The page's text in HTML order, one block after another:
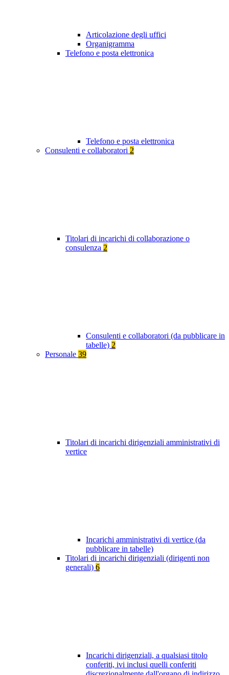
Articolazione degli uffici
Organigramma
Telefono e posta elettronica
Telefono e posta elettronica
Consulenti e collaboratori 2
Titolari di incarichi di collaborazione o
consulenza 2
Consulenti e collaboratori (da pubblicare in
tabelle) 2
Personale 39
Titolari di incarichi dirigenziali amministrativi di
vertice
Incarichi amministrativi di vertice (da
pubblicare in tabelle)
Titolari di incarichi dirigenziali (dirigenti non
generali) 6
Incarichi dirigenziali, a qualsiasi titolo
conferiti, ivi inclusi quelli conferiti